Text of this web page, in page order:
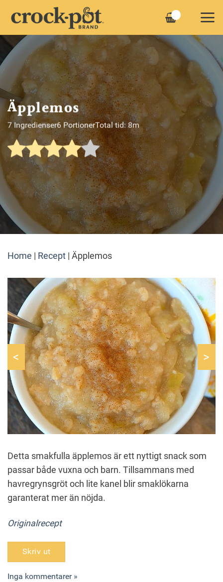
Äpplemos
7 Ingredienser6 PortionerTotal tid: 8m
Home Recept Äpplemos
< >
Detta smakfulla äpplemos är ett nyttigt snack som
passar både vuxna och barn. Tillsammans med
havregrynsgröt och lite kanel blir smaklökarna
garanterat mer än nöjda.
Originalrecept
Skriv ut
Inga kommentarer »